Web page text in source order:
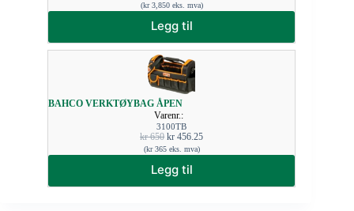
(kr3,850eks. mva)
Legg til
BAHCO VERKTØYBAG ÅPEN
Varenr.:
3100TB
kr650 kr 456.25
(kr365eks. mva)
Legg til